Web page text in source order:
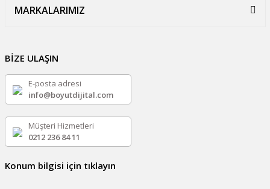
MARKALARIMIZ
BİZE ULAŞIN
E-posta adresi
info@boyutdijital.com
Müşteri Hizmetleri
0212 236 84 11
Konum bilgisi için tıklayın